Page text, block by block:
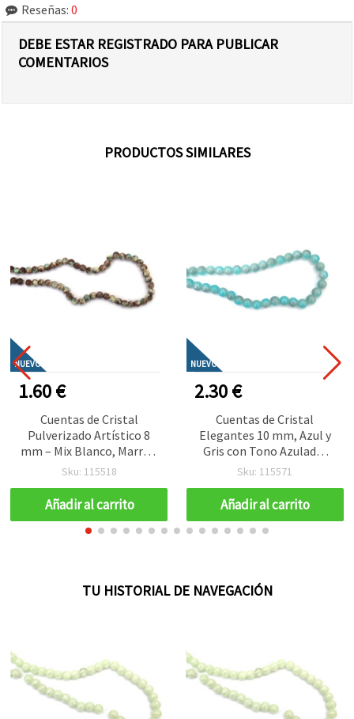
Reseñas: 0
DEBE ESTAR REGISTRADO PARA PUBLICAR
COMENTARIOS
PRODUCTOS SIMILARES
NUEVO
1.60 €
Cuentas de Cristal
Pulverizado Artístico 8
mm – Mix Blanco, Marrón
y Azul Claro, Agujero 1
Ideales para Bisutería,
Pulseras y Manualidades
Creativas
Sku: 115518
Añadir al carrito
NUEVO
2.30 €
Cuentas de Cristal
Elegantes 10 mm, Azul y
Gris con Tono Azulado,
Recubrimiento AB,
uds – Perfectas para Crear
Bisutería Brillante y
Diseños Artesanales
Sku: 115571
Añadir al carrito
TU HISTORIAL DE NAVEGACIÓN